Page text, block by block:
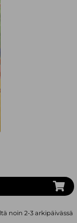
noin 2-3 arkipäivässä